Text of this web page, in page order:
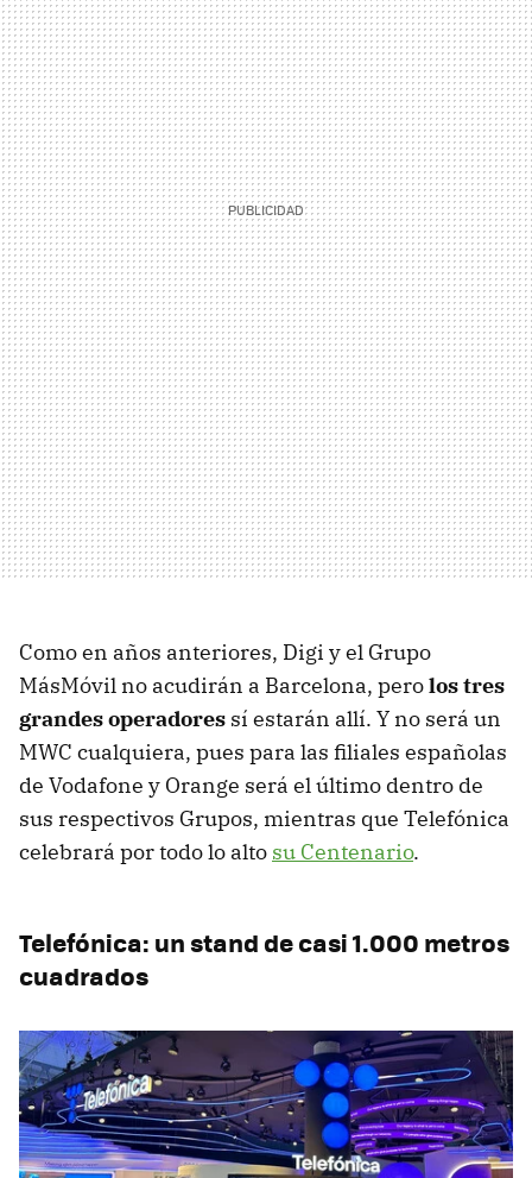
Como en años anteriores, Digi y el Grupo
MásMóvil no acudirán a Barcelona, perolos tres
grandes operadores sí estarán allí. Y no será un
MWC cualquiera, pues para las filiales españolas
de Vodafone y Orange será el último dentro de
sus respectivos Grupos, mientras que Telefónica
celebrará por todo lo alto su Centenario.
Telefónica: un stand de casi 1.000 metros
cuadrados